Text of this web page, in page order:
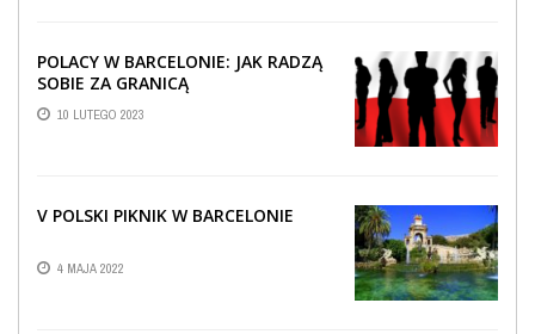
POLACY W BARCELONIE: JAK RADZĄ
SOBIE ZA GRANICĄ
10 LUTEGO 2023
V POLSKI PIKNIK W BARCELONIE
4 MAJA 2022